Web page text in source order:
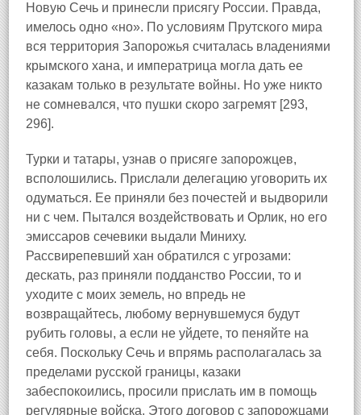
Новую Сечь и принесли присягу России. Правда,
имелось одно «но». По условиям Прутского мира
вся территория Запорожья считалась владениями
крымского хана, и императрица могла дать ее
казакам только в результате войны. Но уже никто
не сомневался, что пушки скоро загремят [293,
296].
Турки и татары, узнав о присяге запорожцев,
всполошились. Прислали делегацию уговорить их
одуматься. Ее приняли без почестей и выдворили
ни с чем. Пытался воздействовать и Орлик, но его
эмиссаров сечевики выдали Миниху.
Рассвирепевший хан обратился с угрозами:
дескать, раз приняли подданство России, то и
уходите с моих земель, но впредь не
возвращайтесь, любому вернувшемуся будут
рубить головы, а если не уйдете, то пеняйте на
себя. Поскольку Сечь и впрямь располагалась за
пределами русской границы, казаки
забеспокоились, просили прислать им в помощь
регулярные войска. Этого договор с запорожцами